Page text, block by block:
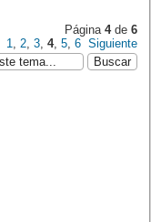
Página 4de 6
1, 2, 3, 4, 5, 6 Siguiente